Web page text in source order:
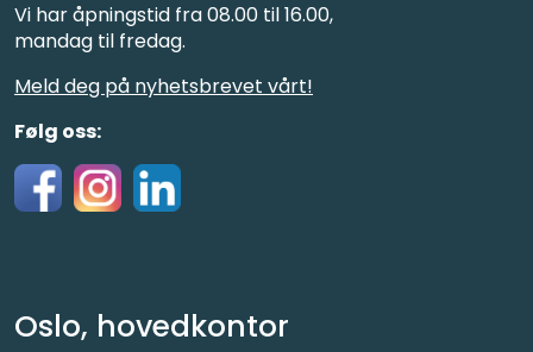
Vi har åpningstid fra 08.00 til 16.00,
mandag til fredag.
Meld deg på nyhetsbrevet vårt!
Følg oss:
Oslo, hovedkontor